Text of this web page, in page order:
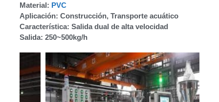
Material: PVC
Aplicación: Construcción, Transporte acuático
Característica: Salida dual de alta velocidad
Salida: 250~500kg/h